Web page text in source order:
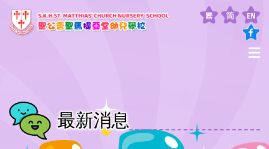
最新消息